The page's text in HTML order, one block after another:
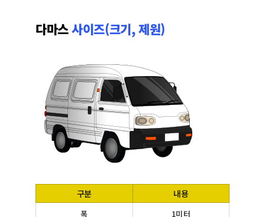
다마스사이즈(크기, 제원)
구분 내용
폭 1미터